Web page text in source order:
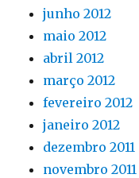
junho 2012
maio 2012
abril 2012
março 2012
fevereiro 2012
janeiro 2012
dezembro 2011
novembro 2011